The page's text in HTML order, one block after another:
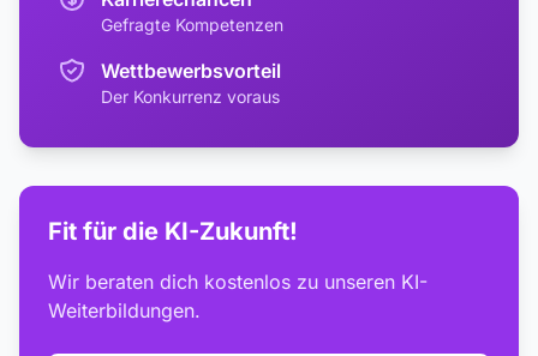
Gefragte Kompetenzen
Wettbewerbsvorteil
Der Konkurrenz voraus
Fit für die KI-Zukunft!
Wir beraten dich kostenlos zu unseren KI-
Weiterbildungen.